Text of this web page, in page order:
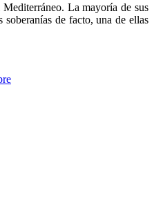
La mayoría de sus
de facto, una de ellas